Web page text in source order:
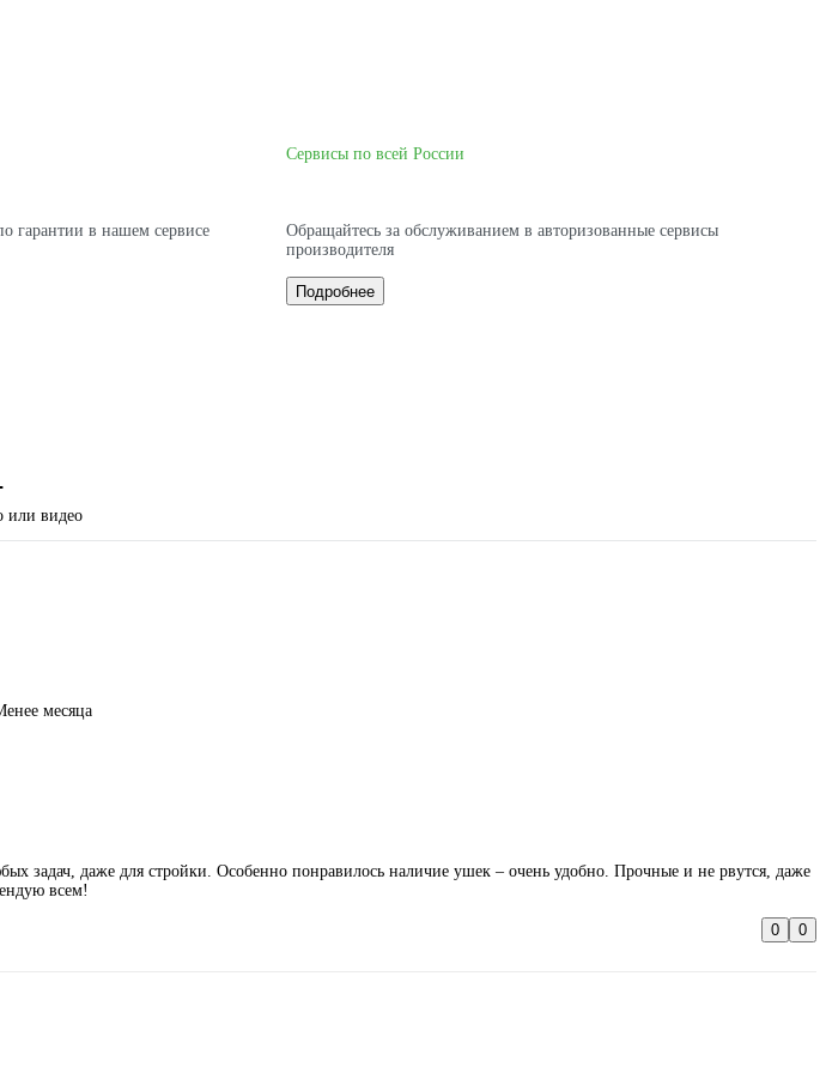
гарантии в нашем сервисе
Сервисы по всей России
Обращайтесь за обслуживанием в авторизованные сервисы
производителя
Подробнее
или видео
месяца
задач, даже для стройки. Особенно понравилось наличие ушек – очень удобно. Прочные и не рвутся, даже
всем!
0 0